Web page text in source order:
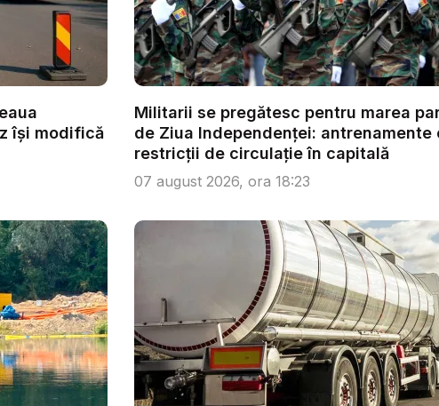
își modifică
Militarii se pregătesc pentru marea
de Ziua Independenței: antrenamente
restricții de circulație în capitală
07 august 2026, ora 18:23